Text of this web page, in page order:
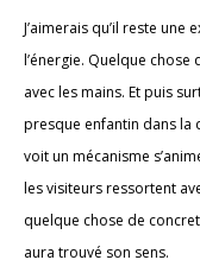
J’aimerais qu’il reste une
l’énergie. Quelque chose
avec les mains. Et puis
presque enfantin dans la
voit un mécanisme
les visiteurs ressortent
quelque chose de
aura trouvé son sens.